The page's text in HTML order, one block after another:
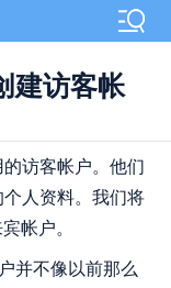
建访客帐
访客帐户。他们
人资料。我们将
帐户。
并不像以前那么